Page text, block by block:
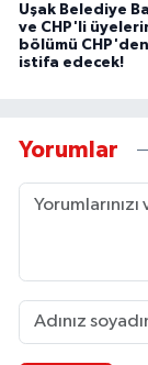
Uşak Belediye
ve CHP'li
bölümü
istifa edecek!
Yorumlar